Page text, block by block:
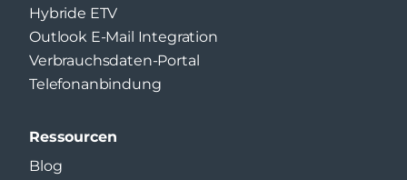
Hybride ETV
Outlook E-Mail Integration
Verbrauchsdaten-Portal
Telefonanbindung
Ressourcen
Blog